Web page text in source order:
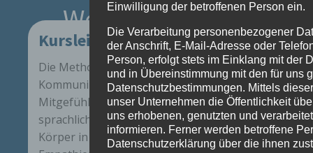
Wertschätzende
Kommunikation
Kursleiterausbildung
Die Methode Wertschätzende
Kommunikation zielt darauf ab, Empathie,
Mitgefühl und wechselseitige Anerkennung
sprachlich auszudrücken – der „Weg vom
Körper in den Kopf“ (verbaler Teil der
Einwilligung der betroffenen Person ein.
Die Verarbeitung personenbezogener
der Anschrift, E-Mail-Adresse oder
Person, erfolgt stets im Einklang mit der
und in Übereinstimmung mit den für uns
Datenschutzbestimmungen. Mittels
unser Unternehmen die Öffentlichkeit
uns erhobenen, genutzten und
informieren. Ferner werden betroffene
Datenschutzerklärung über die ihnen